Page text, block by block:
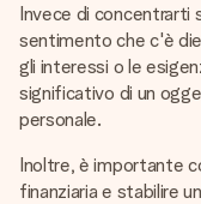
Invece di concentrarti
sentimento che c'è
gli interessi o le
significativo di un
personale.
Inoltre, è importante
finanziaria e stabilire